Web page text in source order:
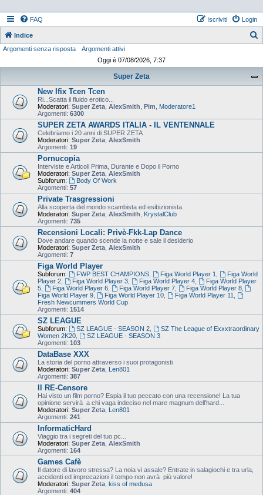
FAQ Login
Iscriviti
Indice
Argomenti senza risposta
Argomenti attivi
Oggi è 07/08/2026, 7:37
Super Zeta
New Ifix Tcen Tcen
Ri...Scatta il fluido erotico...
Moderatori: Super Zeta AlexSmith Pim
Moderatore1
Argomenti: 6300
SUPER ZETA AWARDS ITALIA - IL VENTENNALE
Celebriamo i 20 anni di SUPER ZETA
Moderatori: Super Zeta AlexSmith
Argomenti: 19
Pornucopia
Interviste e Articoli Prima, Durante e Dopo il Porno
Moderatori: Super Zeta AlexSmith
Subforum:
Body Of Work
Argomenti: 57
Private Trasgressioni
Alla scoperta del mondo scambista ed esibizionista.
Moderatori: Super Zeta AlexSmith
KrystalClub
Argomenti: 735
Recensioni Locali: Privè-Fkk-Lap Dance
Dove andare quando scende la notte e sale il desiderio
Moderatori: Super Zeta AlexSmith
Argomenti: 7
Figa World Player
Subforum: FWP BEST CHAMPIONS, Figa World Player 1
Figa World
Player 2
Figa World Player 3, Figa World Player 4,
Figa World Player
5
Figa World Player 6, Figa World Player 7, Figa World Player 8,
Figa World Player 9
Figa World Player 10, Figa World Player 11
Fresh Newcummers World Cup
Argomenti: 1514
SZ LEAGUE
Subforum: SZ LEAGUE - SEASON 2,
SZ The League of Exxxtraordinary
Women 2K20
SZ LEAGUE - SEASON 3
Argomenti: 103
DataBase XXX
La storia del porno attraverso i suoi protagonisti
Moderatori: Super Zeta Len801
Argomenti: 387
Il RE-Censore
Hai visto un film porno? Espia il tuo peccato con una recensione! La tua
opinione servirà a chi vaga indeciso nel mare magnum dell'hard...
Moderatori: Super Zeta Len801
Argomenti: 241
InformaticHard
Viaggio tra i segreti del tuo pc...
Moderatori: Super Zeta AlexSmith
Argomenti: 164
Games Cafè
Il datore di lavoro stressa? La noia vi assale? Entrate in salagiochi e tra urla,
accidenti ed imprecazioni il tempo non avrà più valore!
Moderatori: Super Zeta kiss of medusa
Argomenti: 404